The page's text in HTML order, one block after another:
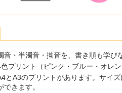
音・半濁音・拗音を、書き順も学び
プリント（ピンク・ブルー・オレ
とA3のプリントがあります。サイ
できます。